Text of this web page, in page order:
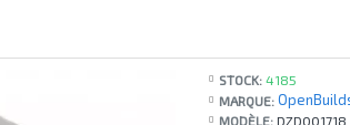
STOCK: 4185
MARQUE:
MODÈLE: DZD001718